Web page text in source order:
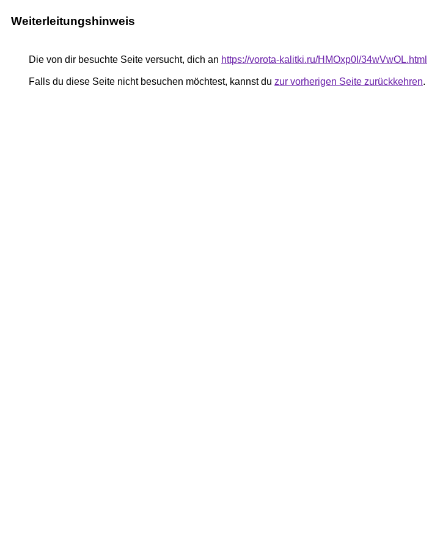
Weiterleitungshinweis
Die von dir besuchte Seite versucht, dich an https://vorota-kalitki.ru/HMOxp0I/34wVwOL.html
Falls du diese Seite nicht besuchen möchtest, kannst du zur vorherigen Seite zurückkehren.